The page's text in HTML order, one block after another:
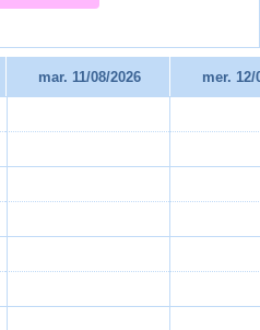
mar. 11/08/2026 mer. 12/